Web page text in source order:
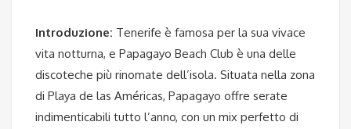
Introduzione: Tenerife è famosa per la sua vivace
vita notturna, e Papagayo Beach Club è una delle
discoteche più rinomate dell’isola. Situata nella zona
di Playa de las Américas, Papagayo offre serate
indimenticabili tutto l’anno, con un mix perfetto di